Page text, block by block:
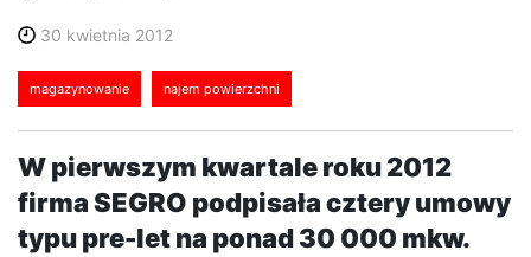
30 kwietnia 2012
magazynowanie najem powierzchni
W pierwszym kwartale roku 2012
firma SEGRO podpisała cztery umowy
typu pre-let na ponad 30 000 mkw.